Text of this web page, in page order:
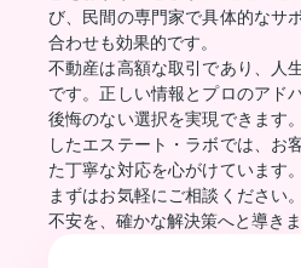
び、民間の専門家で具体的なサ
合わせも効果的です。
不動産は高額な取引であり、人
です。正しい情報とプロのアド
後悔のない選択を実現できます
したエステート・ラボでは、お
た丁寧な対応を心がけています
まずはお気軽にご相談ください
不安を、確かな解決策へと導きま